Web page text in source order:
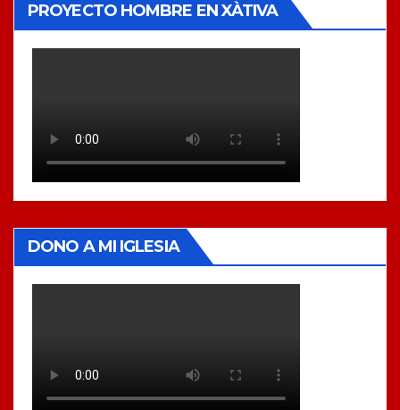
PROYECTO HOMBRE EN XÀTIVA
DONO A MI IGLESIA